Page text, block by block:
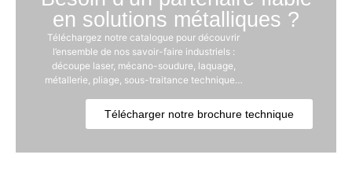
en solutions métalliques ?
Téléchargez notre catalogue pour découvrir
l’ensemble de nos savoir-faire industriels :
découpe laser, mécano-soudure, laquage,
métallerie, pliage, sous-traitance technique…
Télécharger notre brochure technique